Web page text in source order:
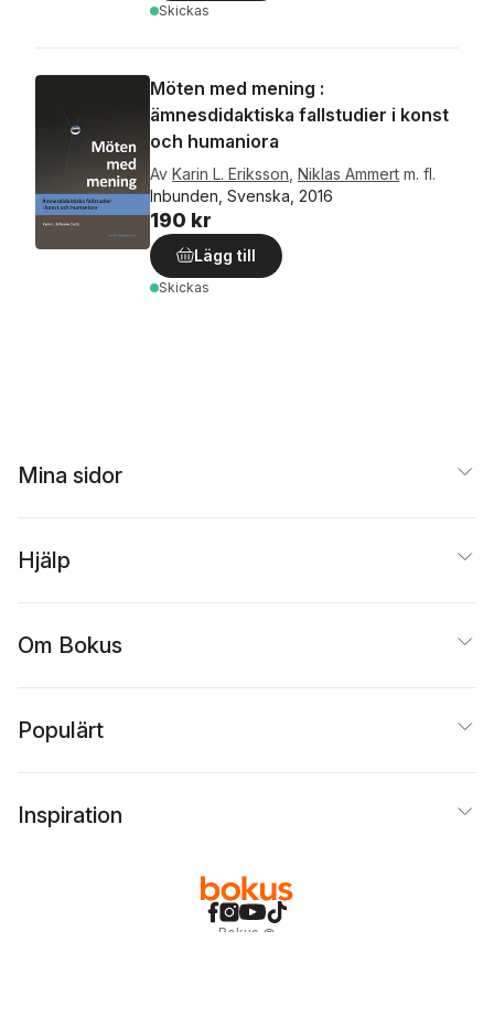
Skickas
Möten med mening :
ämnesdidaktiska fallstudier i konst
och humaniora
Av Karin L. Eriksson Niklas Ammert m. fl.
Inbunden, Svenska, 2016
190 kr
Lägg till
Skickas
Mina sidor
Hjälp
Om Bokus
Populärt
Inspiration
Bokus @